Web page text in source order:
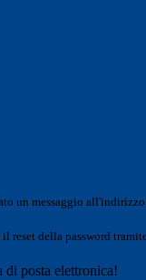
un messaggio
reset della password
di posta elettronica!